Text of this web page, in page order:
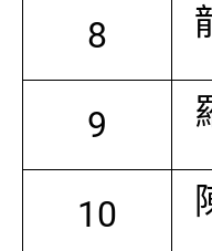
8
9
10